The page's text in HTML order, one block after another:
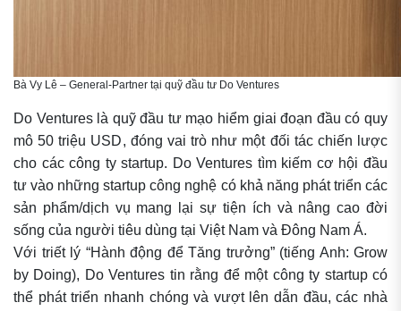
Bà Vy Lê – General-Partner tại quỹ đầu tư Do Ventures
Do Ventures là quỹ đầu tư mạo hiểm giai đoạn đầu có quy
mô 50 triệu USD, đóng vai trò như một đối tác chiến lược
cho các công ty startup. Do Ventures tìm kiếm cơ hội đầu
tư vào những startup công nghệ có khả năng phát triển các
sản phẩm/dịch vụ mang lại sự tiện ích và nâng cao đời
sống của người tiêu dùng tại Việt Nam và Đông Nam Á.
Với triết lý “Hành động để Tăng trưởng” (tiếng Anh: Grow
by Doing), Do Ventures tin rằng để một công ty startup có
thể phát triển nhanh chóng và vượt lên dẫn đầu, các nhà